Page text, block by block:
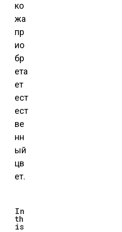
ко
жа
пр
ио
бр
ета
ет
ест
ест
ве
нн
ый
цв
ет.
In
th
is